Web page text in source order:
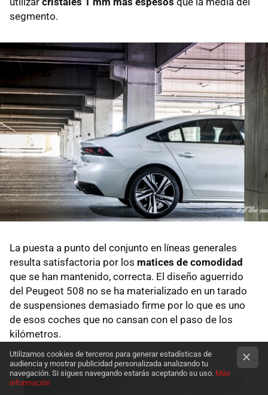
segmento.
La puesta a punto del conjunto en líneas generales
resulta satisfactoria por los matices de comodidad
que se han mantenido, correcta. El diseño aguerrido
del Peugeot 508 no se ha materializado en un tarado
de suspensiones demasiado firme por lo que es uno
de esos coches que no cansan con el paso de los
kilómetros.
Utilizamos cookies de terceros para generar estadísticas de
audiencia y mostrar publicidad personalizada analizando tu
navegación. Si sigues navegando estarás aceptando su uso. Más
información